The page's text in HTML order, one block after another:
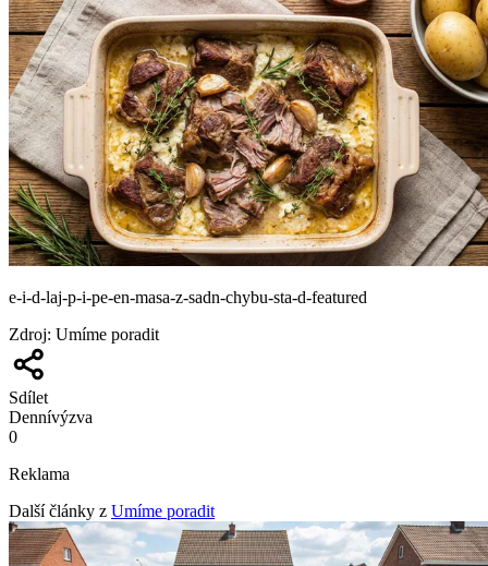
e-i-d-laj-p-i-pe-en-masa-z-sadn-chybu-sta-d-featured
Zdroj: Umíme poradit
Sdílet
Dennívýzva
0
Reklama
Další články z Umíme poradit